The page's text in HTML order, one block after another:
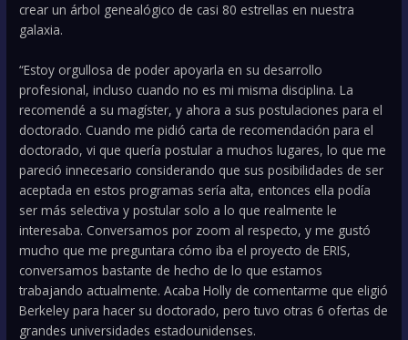
crear un árbol genealógico de casi 80 estrellas en nuestra
galaxia.
“Estoy orgullosa de poder apoyarla en su desarrollo
profesional, incluso cuando no es mi misma disciplina. La
recomendé a su magíster, y ahora a sus postulaciones para el
doctorado. Cuando me pidió carta de recomendación para el
doctorado, vi que quería postular a muchos lugares, lo que me
pareció innecesario considerando que sus posibilidades de ser
aceptada en estos programas sería alta, entonces ella podía
ser más selectiva y postular solo a lo que realmente le
interesaba. Conversamos por zoom al respecto, y me gustó
mucho que me preguntara cómo iba el proyecto de ERIS,
conversamos bastante de hecho de lo que estamos
trabajando actualmente. Acaba Holly de comentarme que eligió
Berkeley para hacer su doctorado, pero tuvo otras 6 ofertas de
grandes universidades estadounidenses.